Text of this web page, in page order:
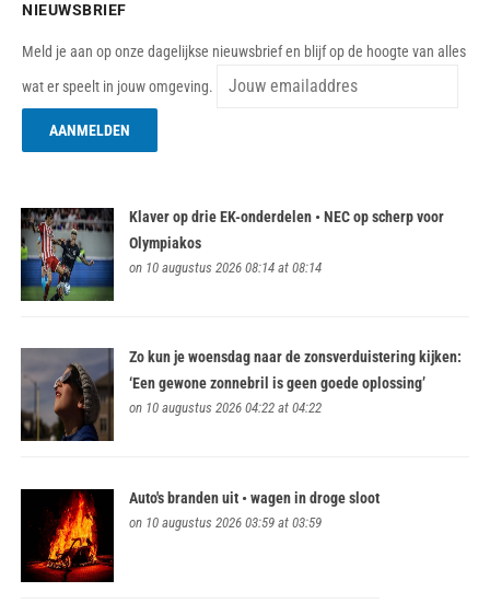
NIEUWSBRIEF
Meld je aan op onze dagelijkse nieuwsbrief en blijf op de hoogte van alles
wat er speelt in jouw omgeving.
Klaver op drie EK-onderdelen • NEC op scherp voor
Olympiakos
on 10 augustus 2026 08:14 at 08:14
Zo kun je woensdag naar de zonsverduistering kijken:
‘Een gewone zonnebril is geen goede oplossing’
on 10 augustus 2026 04:22 at 04:22
Auto's branden uit • wagen in droge sloot
on 10 augustus 2026 03:59 at 03:59